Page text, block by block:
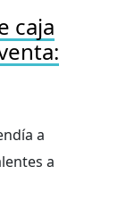
caja
a
a